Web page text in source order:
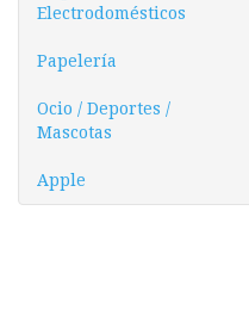
Electrodomésticos
Papelería
Ocio / Deportes /
Mascotas
Apple